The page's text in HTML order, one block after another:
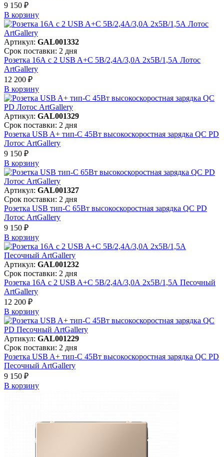
9 150 ₽
В корзинy
Артикул: GAL001332
Срок поставки: 2 дня
Розетка 16А с 2 USB A+C 5В/2,4А/3,0А 2х5В/1,5А Лотос
ArtGallery
12 200 ₽
В корзинy
Артикул: GAL001329
Срок поставки: 2 дня
Розетка USB A+ тип-C 45Вт высокоскоростная зарядка QC PD
Лотос ArtGallery
9 150 ₽
В корзинy
Артикул: GAL001327
Срок поставки: 2 дня
Розетка USB тип-С 65Вт высокоскоростная зарядка QC PD
Лотос ArtGallery
9 150 ₽
В корзинy
Артикул: GAL001232
Срок поставки: 2 дня
Розетка 16А с 2 USB A+C 5В/2,4А/3,0А 2х5В/1,5А Песочный
ArtGallery
12 200 ₽
В корзинy
Артикул: GAL001229
Срок поставки: 2 дня
Розетка USB A+ тип-C 45Вт высокоскоростная зарядка QC PD
Песочный ArtGallery
9 150 ₽
В корзинy